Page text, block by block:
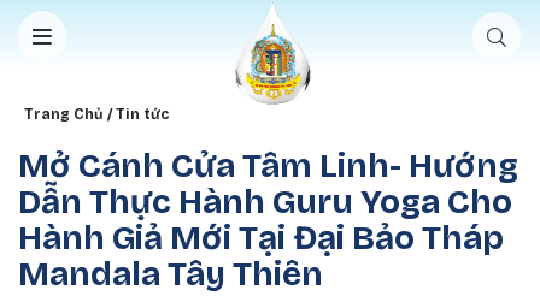
Nhảy đến nội dung
Breadcrumb
Trang Chủ Tin tức
Mở Cánh Cửa Tâm Linh- Hướng
Dẫn Thực Hành Guru Yoga Cho
Hành Giả Mới Tại Đại Bảo Tháp
Mandala Tây Thiên